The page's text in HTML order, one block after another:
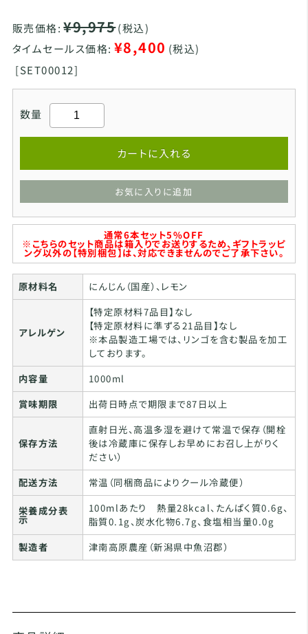
販売価格: ¥9,975(税込)
タイムセールス価格: ¥8,400 (税込)
[SET00012]
数量
カートに入れる
お気に入りに追加
通常6本セット5%OFF
※こちらのセット商品は箱入りでお送りするため、ギフトラッピ
ング以外の【特別梱包】は、対応できませんのでご了承下さい。
原材料名 にんじん（国産）、レモン
アレルゲン
【特定原材料7品目】なし
【特定原材料に準ずる21品目】なし
※本品製造工場では、リンゴを含む製品を加工
しております。
内容量
1000ml
賞味期限
出荷日時点で期限まで87日以上
保存方法
直射日光、高温多湿を避けて常温で保存（開栓
後は冷蔵庫に保存しお早めにお召し上がりく
ださい）
配送方法
常温（同梱商品によりクール冷蔵便）
栄養成分表
示
100mlあたり 熱量28kcal、たんぱく質0.6g、
脂質0.1g、炭水化物6.7g、食塩相当量0.0g
製造者
津南高原農産（新潟県中魚沼郡）